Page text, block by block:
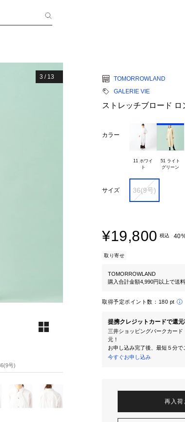
3 / 13
号)
TOMORROWLAND
GALERIE VIE
ストレッチブロード
カラー
11 ホワイ
51 ライト
サイズ 36(9号)
¥19,800 税込
取り寄せ
TOMORROWLAND
購入合計金額4,990円以上で送
取得予定ポイント数： 180 pt
提携クレジットカードで還
三井ショッピングパークカー
元！
お申し込み完了後、最短５分で
今すぐお申し込み
再入